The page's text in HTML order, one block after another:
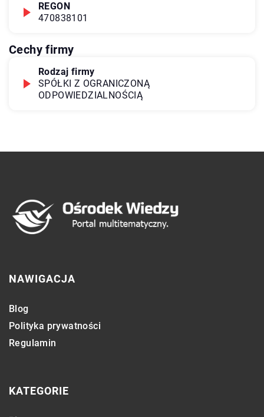
REGON
470838101
Cechy firmy
Rodzaj firmy
SPÓŁKI Z OGRANICZONĄ
ODPOWIEDZIALNOŚCIĄ
NAWIGACJA
Blog
Polityka prywatności
Regulamin
KATEGORIE